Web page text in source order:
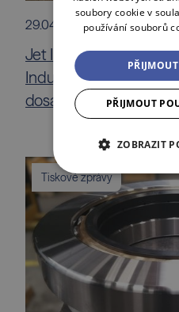
29.04.2026
Jet Investment
Industrial Park
dosahuje 50 milionů
Tiskové zprávy
soubory cookie v
používání souborů
PŘIJMOUT
ZOBRAZIT